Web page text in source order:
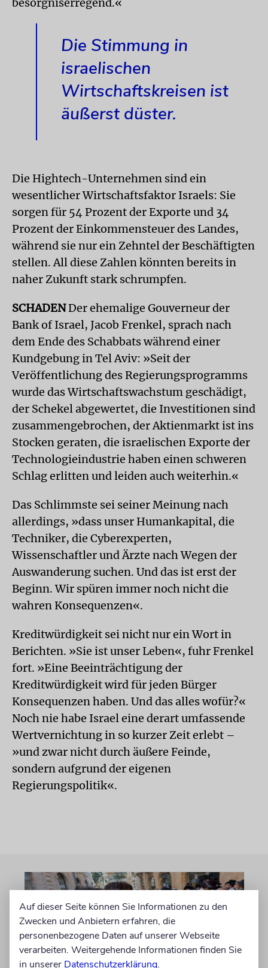
Die Stimmung in
israelischen
Wirtschaftskreisen ist
äußerst düster.
Die Hightech-Unternehmen sind ein
wesentlicher Wirtschaftsfaktor Israels: Sie
sorgen für 54 Prozent der Exporte und 34
Prozent der Einkommensteuer des Landes,
während sie nur ein Zehntel der Beschäftigten
stellen. All diese Zahlen könnten bereits in
naher Zukunft stark schrumpfen.
SCHADENDer ehemalige Gouverneur der
Bank of Israel, Jacob Frenkel, sprach nach
dem Ende des Schabbats während einer
Kundgebung in Tel Aviv: »Seit der
Veröffentlichung des Regierungsprogramms
wurde das Wirtschaftswachstum geschädigt,
der Schekel abgewertet, die Investitionen sind
zusammengebrochen, der Aktienmarkt ist ins
Stocken geraten, die israelischen Exporte der
Technologie­industrie haben einen schweren
Schlag erlitten und leiden auch weiterhin.«
Das Schlimmste sei seiner Meinung nach
allerdings, »dass unser Humankapital, die
Techniker, die Cyberexperten,
Wissenschaftler und Ärzte nach Wegen der
Auswanderung suchen. Und das ist erst der
Beginn. Wir spüren immer noch nicht die
wahren Konsequenzen«.
Kreditwürdigkeit sei nicht nur ein Wort in
Berichten. »Sie ist unser Leben«, fuhr Frenkel
fort. »Eine Beeinträchtigung der
Kreditwürdigkeit wird für jeden Bürger
Konsequenzen haben. Und das alles wofür?«
Noch nie habe Israel eine derart umfassende
Wertvernichtung in so kurzer Zeit erlebt –
»und zwar nicht durch äußere Feinde,
sondern aufgrund der eigenen
Regierungspolitik«.
Auf dieser Seite können Sie Informationen zu den
Zwecken und Anbietern erfahren, die
personenbezogene Daten auf unserer Webseite
verarbeiten. Weitergehende Informationen finden Sie
in unserer Datenschutzerklärung.